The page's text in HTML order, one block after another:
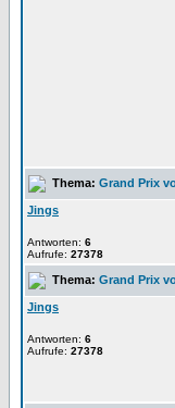
Thema: Grand Prix
Jings
Antworten: 6
Aufrufe: 27378
Thema: Grand Prix
Jings
Antworten: 6
Aufrufe: 27378